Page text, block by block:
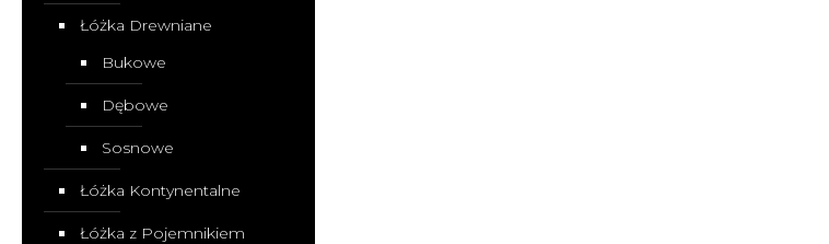
Łóżka Drewniane
Bukowe
Dębowe
Sosnowe
Łóżka Kontynentalne
Łóżka z Pojemnikiem